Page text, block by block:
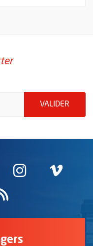
VALIDER
fenêtre
une nouvelle
une
Instagram
, Ouvre
,
une
Flux RSS